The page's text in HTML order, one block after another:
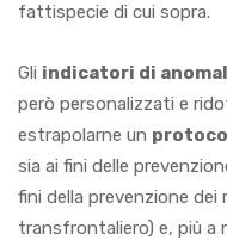
fattispecie di cui sopra.
Gli indicatori di
però personalizzati e
estrapolarne un
sia ai fini delle
fini della prevenzione
transfrontaliero) e, più a